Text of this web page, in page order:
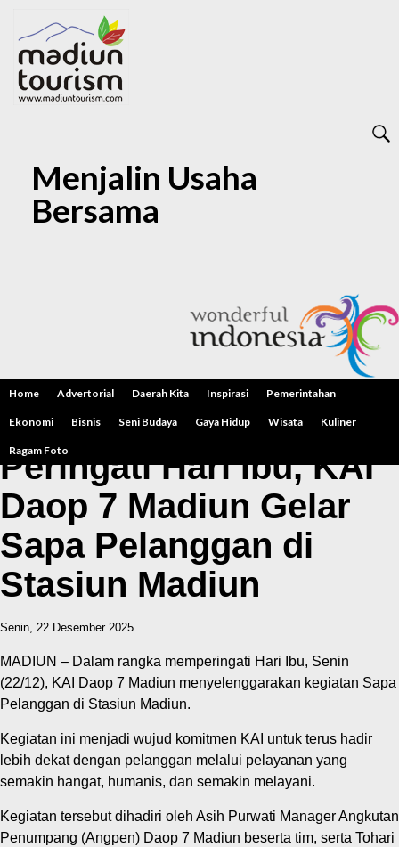
Menjalin Usaha
Bersama
Home Advertorial Daerah Kita Inspirasi Pemerintahan
Ekonomi Bisnis Seni Budaya Gaya Hidup Wisata Kuliner
Ragam Foto
Peringati Hari Ibu, KAI
Daop 7 Madiun Gelar
Sapa Pelanggan di
Stasiun Madiun
Senin, 22 Desember 2025
MADIUN – Dalam rangka memperingati Hari Ibu, Senin
(22/12), KAI Daop 7 Madiun menyelenggarakan kegiatan Sapa
Pelanggan di Stasiun Madiun.
Kegiatan ini menjadi wujud komitmen KAI untuk terus hadir
lebih dekat dengan pelanggan melalui pelayanan yang
semakin hangat, humanis, dan semakin melayani.
Kegiatan tersebut dihadiri oleh Asih Purwati Manager Angkutan
Penumpang (Angpen) Daop 7 Madiun beserta tim, serta Tohari